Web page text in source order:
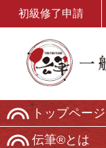
初級修了申請
トップページ
伝筆®とは